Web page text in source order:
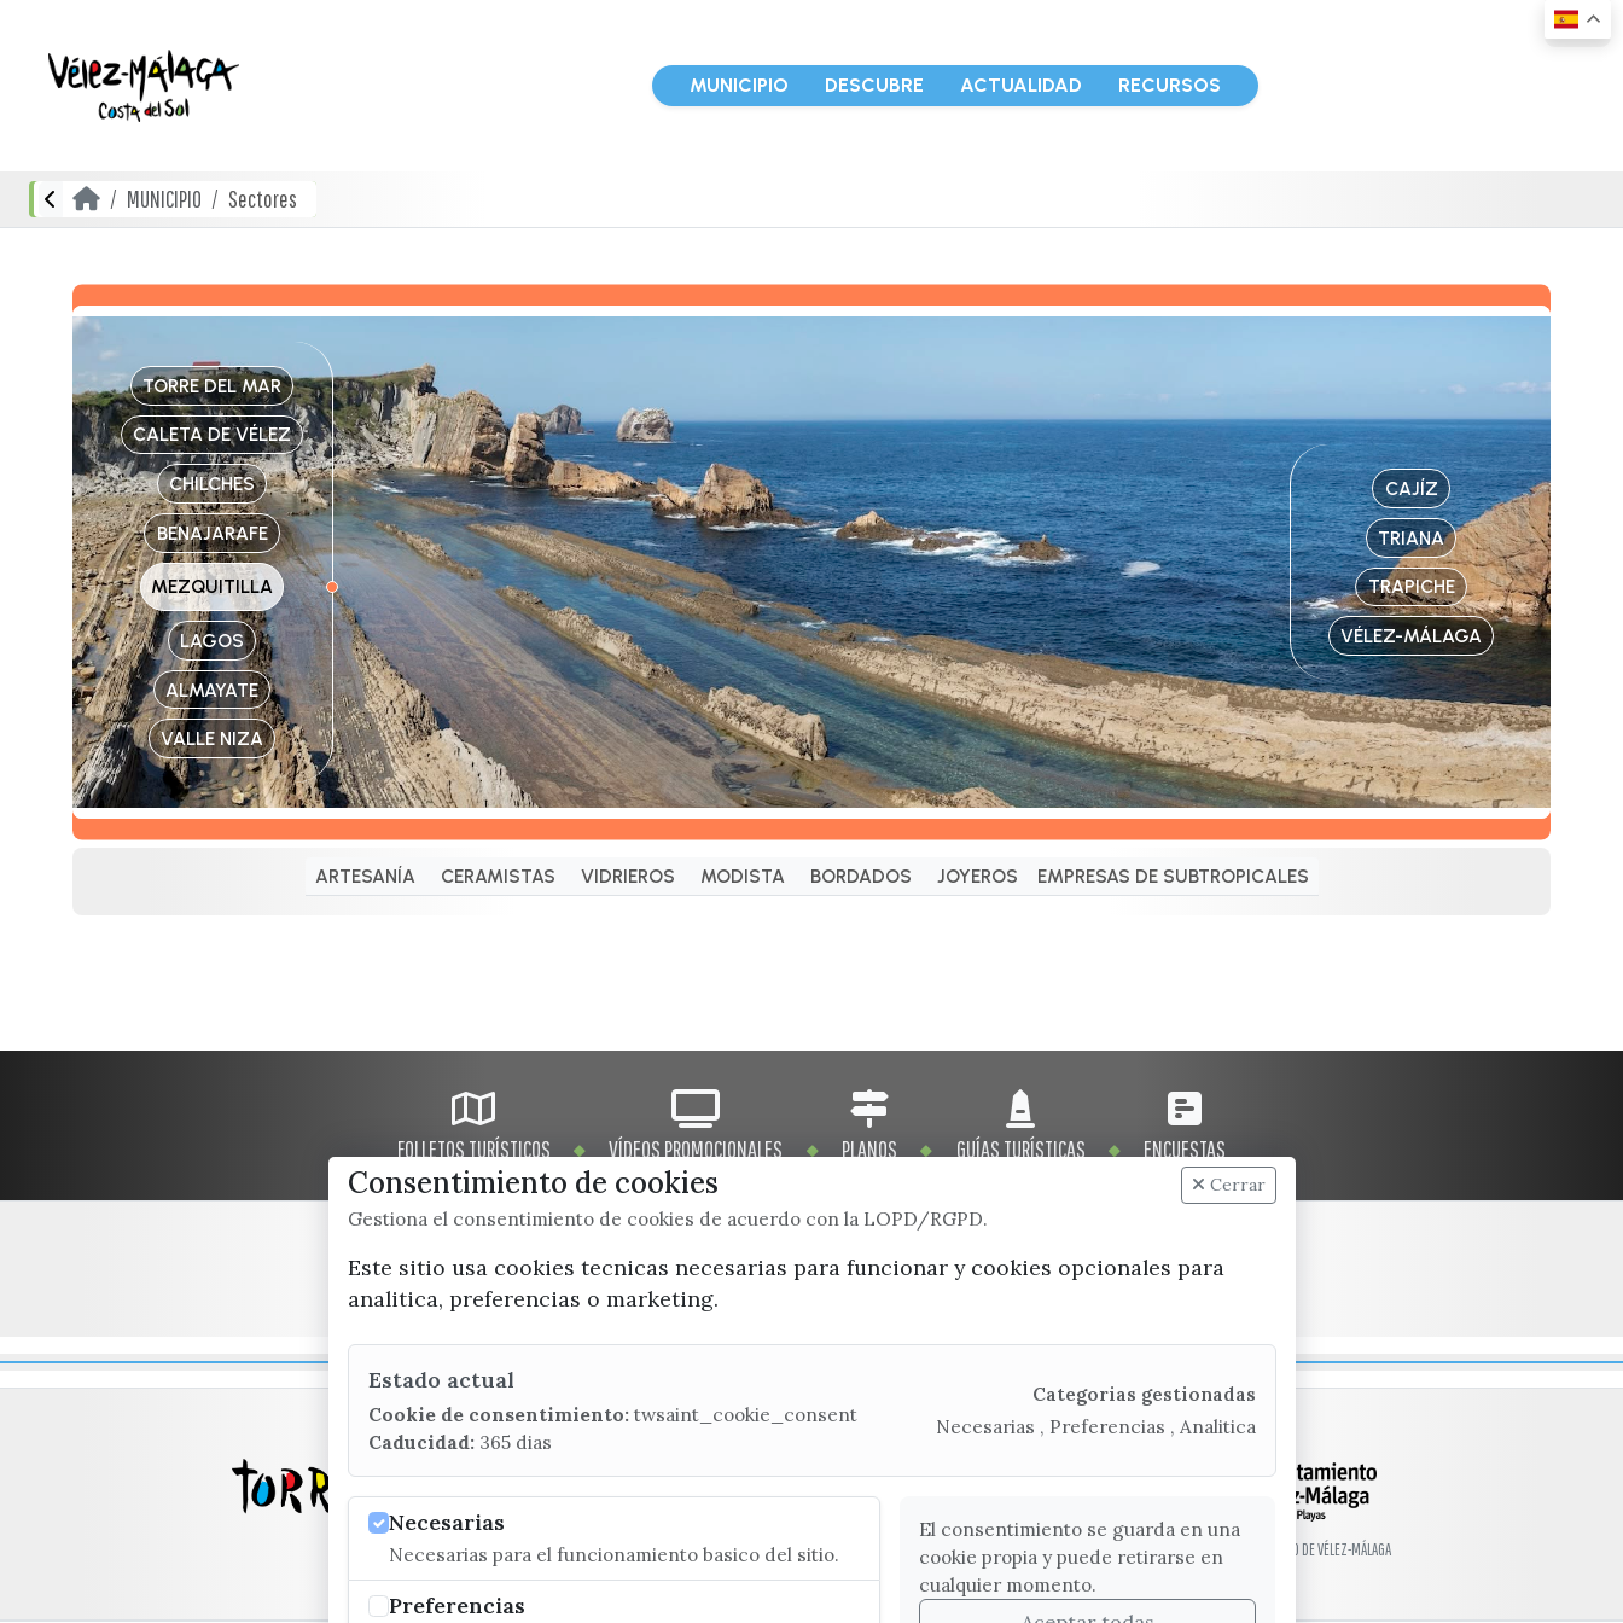
MUNICIPIO DESCUBRE ACTUALIDAD RECURSOS
MUNICIPIO Sectores
TORRE DEL MAR
CALETA DE VÉLEZ
CHILCHES
BENAJARAFE
MEZQUITILLA
LAGOS
ALMAYATE
VALLE NIZA
CAJÍZ
TRIANA
TRAPICHE
VÉLEZ-MÁLAGA
ARTESANÍA CERAMISTAS VIDRIEROS MODISTA BORDADOS JOYEROS EMPRESAS DE SUBTROPICALES
FOLLETOS TURÍSTICOS VÍDEOS PROMOCIONALES PLANOS GUÍAS TURÍSTICAS ENCUESTAS
x / twitter
(+34) 952 541 104
C/ Poniente, 2. CP 29740 - Torre del Mar
© EXCMO. AYUNTAMIENTO DE VÉLEZ-MÁLAGA
Consentimiento de cookies
Gestiona el consentimiento de cookies de acuerdo con la LOPD/RGPD.
Cerrar
Este sitio usa cookies tecnicas necesarias para funcionar y cookies opcionales para
analitica, preferencias o marketing.
Estado actual
Cookie de consentimiento: twsaint_cookie_consent
Caducidad: 365 dias
Categorias gestionadas
Necesarias , Preferencias , Analitica
Necesarias
Necesarias para el funcionamiento basico del sitio.
Preferencias
El consentimiento se guarda en una
cookie propia y puede retirarse en
cualquier momento.